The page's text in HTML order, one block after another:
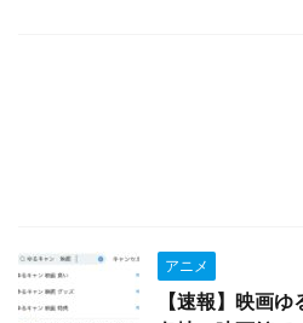
アニメ
【速報】映画